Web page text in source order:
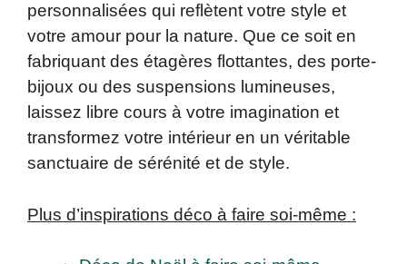
personnalisées qui reflètent votre style et
votre amour pour la nature. Que ce soit en
fabriquant des étagères flottantes, des porte-
bijoux ou des suspensions lumineuses,
laissez libre cours à votre imagination et
transformez votre intérieur en un véritable
sanctuaire de sérénité et de style.
Plus d’inspirations déco à faire soi-même :